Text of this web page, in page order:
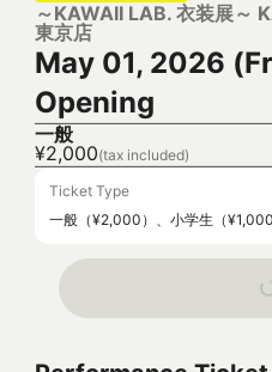
～KAWAII LAB. 衣装展～
東京店
May 01, 2026
Opening
一般
¥2,000(tax included)
Ticket Type
一般（¥2,000）、小学生（¥1,000